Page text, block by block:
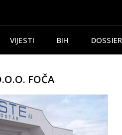
VIJESTI BIH DOSSIER
FOČA